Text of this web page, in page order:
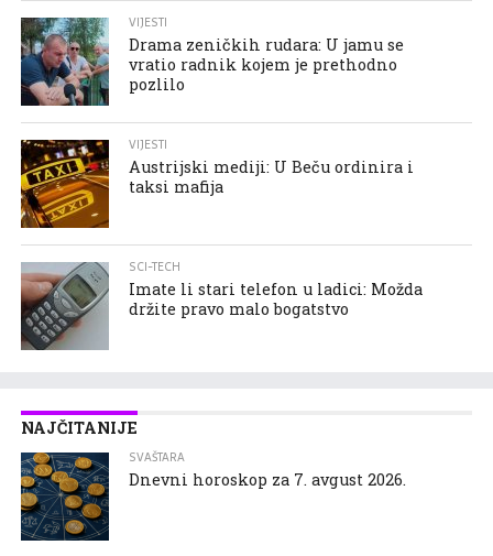
VIJESTI
Drama zeničkih rudara: U jamu se
vratio radnik kojem je prethodno
pozlilo
VIJESTI
Austrijski mediji: U Beču ordinira i
taksi mafija
SCI-TECH
Imate li stari telefon u ladici: Možda
držite pravo malo bogatstvo
NAJČITANIJE
SVAŠTARA
Dnevni horoskop za 7. avgust 2026.